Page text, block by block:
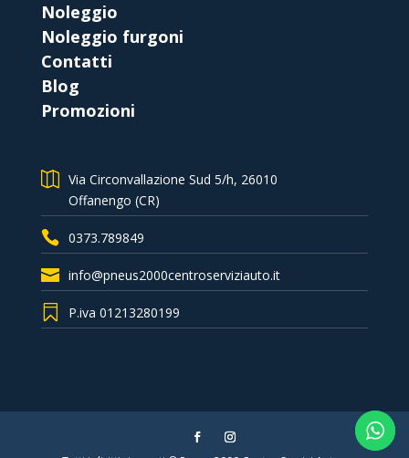
Noleggio
Noleggio furgoni
Contatti
Blog
Promozioni
Via Circonvallazione Sud 5/h, 26010
Offanengo (CR)
0373.789849
info@pneus2000centroserviziauto.it
P.iva 01213280199